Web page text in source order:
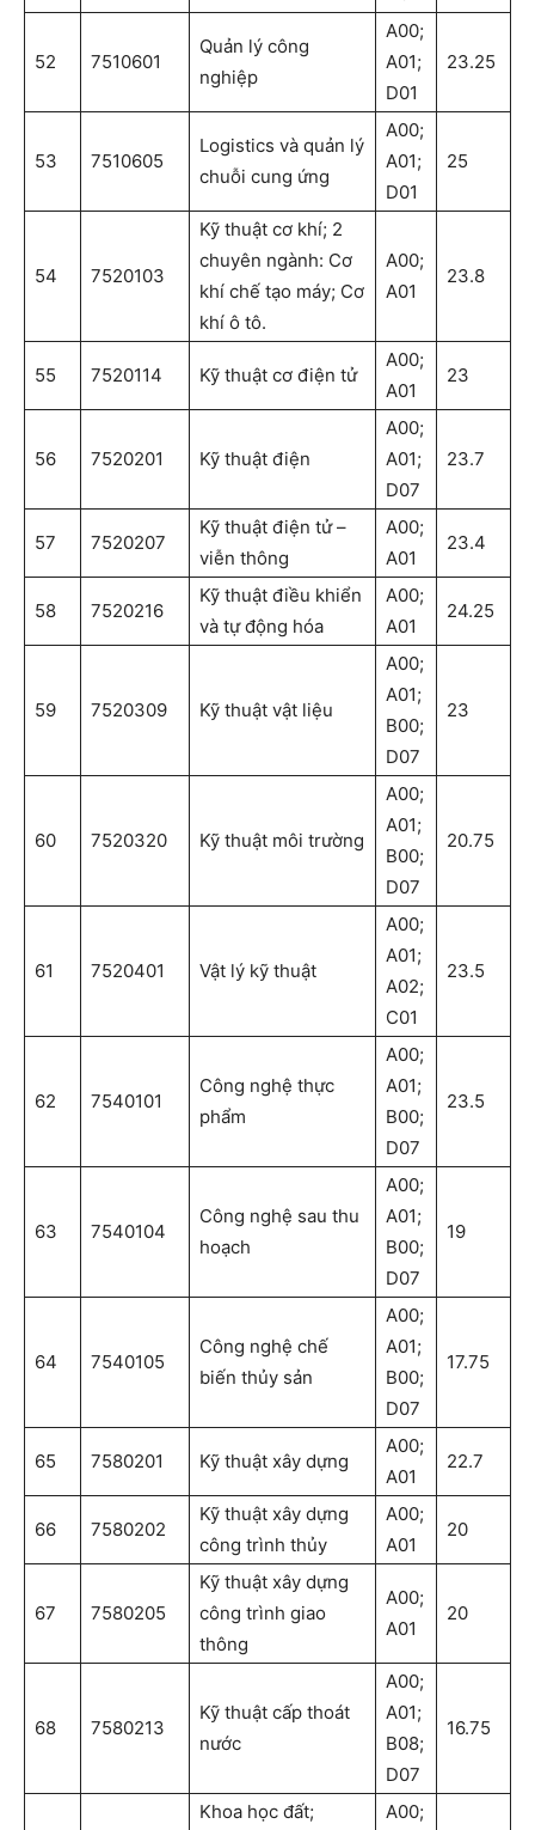
52 7510601
Quản lý công
nghiệp
A00;
A01;
D01
23.25
53 7510605
Logistics và quản lý
chuỗi cung ứng
A00;
A01;
D01
25
54 7520103
Kỹ thuật cơ khí; 2
chuyên ngành: Cơ
khí chế tạo máy; Cơ
khí ô tô.
A00;
A01
23.8
55 7520114 Kỹ thuật cơ điện tử
A00;
A01
23
56 7520201 Kỹ thuật điện
A00;
A01;
D07
23.7
57 7520207
Kỹ thuật điện tử –
viễn thông
A00;
A01
23.4
58 7520216
Kỹ thuật điều khiển
và tự động hóa
A00;
A01
24.25
59 7520309 Kỹ thuật vật liệu
A00;
A01;
B00;
D07
23
60 7520320 Kỹ thuật môi trường
A00;
A01;
B00;
D07
20.75
61 7520401 Vật lý kỹ thuật
A00;
A01;
A02;
C01
23.5
62 7540101
Công nghệ thực
phẩm
A00;
A01;
B00;
D07
23.5
63 7540104
Công nghệ sau thu
hoạch
A00;
A01;
B00;
D07
19
64 7540105
Công nghệ chế
biến thủy sản
A00;
A01;
B00;
D07
17.75
65 7580201 Kỹ thuật xây dựng
A00;
A01
22.7
66 7580202
Kỹ thuật xây dựng
công trình thủy
A00;
A01
20
67 7580205
Kỹ thuật xây dựng
công trình giao
thông
A00;
A01
20
68 7580213
Kỹ thuật cấp thoát
nước
A00;
A01;
B08;
D07
16.75
Khoa học đất;
A00;